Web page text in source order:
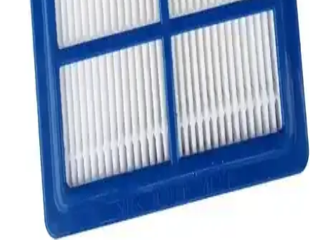
Grundig VCP 3930 25.2V Kablosuz Dikey Süpürge:
Modern ve Pratik Temizlik Çözümü
Grundig VCP 3930 25.2V kablosuz dikey süpürge, hafifliği ve
güçlü performansıyla ev temizliğinde pratiklik sağlar, uzun batarya
ömrü ve gelişmiş teknolojileriyle öne çıkar.
Bosch ve Siemens Süpürgeleriyle Uyumlu Dar Alan
Ucu Temizlik Aksesuarı Detayları
Bosch ve Siemens süpürgelerine uygun dar alan ucu, ulaşılması güç
bölgelerde etkili temizlik sağlar, ergonomik tasarımıyla kullanım
kolaylığı sunar ve uzun ömürlüdür.
Philips FC 9912 Marathon Ultimate HEPA Süpürge
Filtresi ile Evde Temizlik ve Hava Kalitesini Artırın